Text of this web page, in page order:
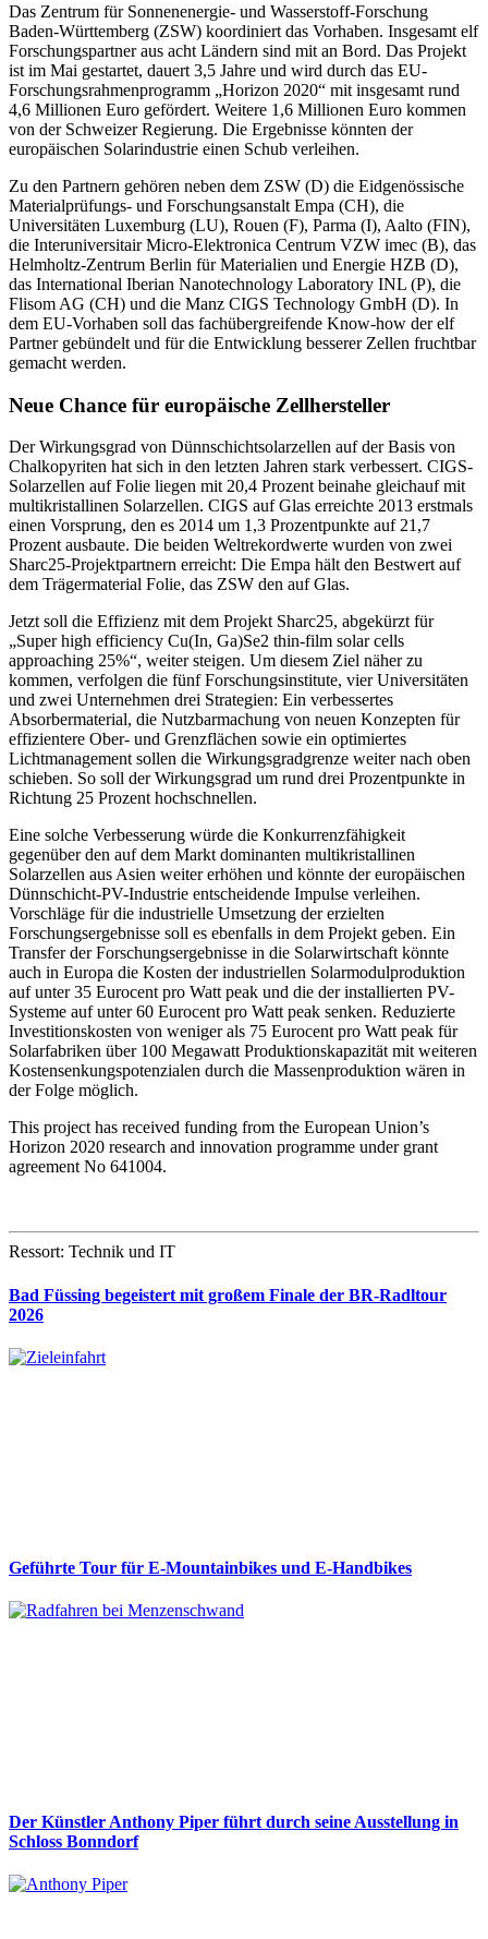
Das Zentrum für Sonnenenergie- und Wasserstoff-Forschung
Baden-Württemberg (ZSW) koordiniert das Vorhaben. Insgesamt elf
Forschungspartner aus acht Ländern sind mit an Bord. Das Projekt
ist im Mai gestartet, dauert 3,5 Jahre und wird durch das EU-
Forschungsrahmenprogramm „Horizon 2020“ mit insgesamt rund
4,6 Millionen Euro gefördert. Weitere 1,6 Millionen Euro kommen
von der Schweizer Regierung. Die Ergebnisse könnten der
europäischen Solarindustrie einen Schub verleihen.
Zu den Partnern gehören neben dem ZSW (D) die Eidgenössische
Materialprüfungs- und Forschungsanstalt Empa (CH), die
Universitäten Luxemburg (LU), Rouen (F), Parma (I), Aalto (FIN),
die Interuniversitair Micro-Elektronica Centrum VZW imec (B), das
Helmholtz-Zentrum Berlin für Materialien und Energie HZB (D),
das International Iberian Nanotechnology Laboratory INL (P), die
Flisom AG (CH) und die Manz CIGS Technology GmbH (D). In
dem EU-Vorhaben soll das fachübergreifende Know-how der elf
Partner gebündelt und für die Entwicklung besserer Zellen fruchtbar
gemacht werden.
Neue Chance für europäische Zellhersteller
Der Wirkungsgrad von Dünnschichtsolarzellen auf der Basis von
Chalkopyriten hat sich in den letzten Jahren stark verbessert. CIGS-
Solarzellen auf Folie liegen mit 20,4 Prozent beinahe gleichauf mit
multikristallinen Solarzellen. CIGS auf Glas erreichte 2013 erstmals
einen Vorsprung, den es 2014 um 1,3 Prozentpunkte auf 21,7
Prozent ausbaute. Die beiden Weltrekordwerte wurden von zwei
Sharc25-Projektpartnern erreicht: Die Empa hält den Bestwert auf
dem Trägermaterial Folie, das ZSW den auf Glas.
Jetzt soll die Effizienz mit dem Projekt Sharc25, abgekürzt für
„Super high efficiency Cu(In, Ga)Se2 thin-film solar cells
approaching 25%“, weiter steigen. Um diesem Ziel näher zu
kommen, verfolgen die fünf Forschungsinstitute, vier Universitäten
und zwei Unternehmen drei Strategien: Ein verbessertes
Absorbermaterial, die Nutzbarmachung von neuen Konzepten für
effizientere Ober- und Grenzflächen sowie ein optimiertes
Lichtmanagement sollen die Wirkungsgradgrenze weiter nach oben
schieben. So soll der Wirkungsgrad um rund drei Prozentpunkte in
Richtung 25 Prozent hochschnellen.
Eine solche Verbesserung würde die Konkurrenzfähigkeit
gegenüber den auf dem Markt dominanten multikristallinen
Solarzellen aus Asien weiter erhöhen und könnte der europäischen
Dünnschicht-PV-Industrie entscheidende Impulse verleihen.
Vorschläge für die industrielle Umsetzung der erzielten
Forschungsergebnisse soll es ebenfalls in dem Projekt geben. Ein
Transfer der Forschungsergebnisse in die Solarwirtschaft könnte
auch in Europa die Kosten der industriellen Solarmodulproduktion
auf unter 35 Eurocent pro Watt peak und die der installierten PV-
Systeme auf unter 60 Eurocent pro Watt peak senken. Reduzierte
Investitionskosten von weniger als 75 Eurocent pro Watt peak für
Solarfabriken über 100 Megawatt Produktionskapazität mit weiteren
Kostensenkungspotenzialen durch die Massenproduktion wären in
der Folge möglich.
This project has received funding from the European Union’s
Horizon 2020 research and innovation programme under grant
agreement No 641004.
Ressort: Technik und IT
Bad Füssing begeistert mit großem Finale der BR-Radltour
2026
Geführte Tour für E-Mountainbikes und E-Handbikes
Der Künstler Anthony Piper führt durch seine Ausstellung in
Schloss Bonndorf